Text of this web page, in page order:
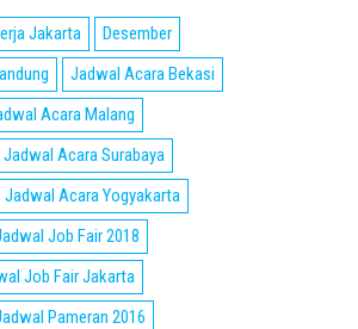
Jakarta
Desember
Jadwal Acara Bekasi
Acara Malang
Jadwal Acara Surabaya
Jadwal Acara Yogyakarta
Job Fair 2018
Job Fair Jakarta
Pameran 2016